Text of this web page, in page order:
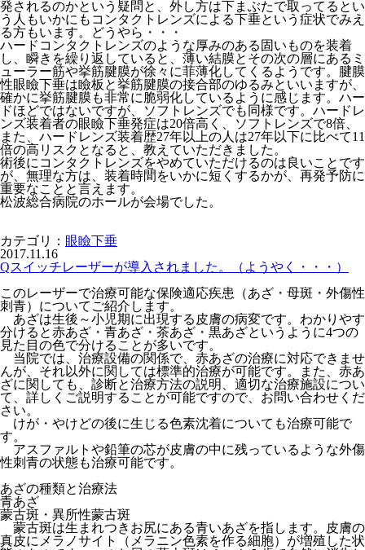
発されるのかという疑問と、外し方は下まぶたで取ってるとい
う人もいかにもコンタクトレンズによる下垂という症状でみえ
る方もいます。どうやら・・・
ハードコンタクトレンズのような厚みのある固いものを装着
し、瞬きを繰り返していると、薄い結膜とその次の層にあるミ
ューラー筋や挙筋腱膜が徐々に菲薄化してくるようです。腱膜
性眼瞼下垂は瞼板と挙筋腱膜の接合部のゆるみといいますが、
確かに挙筋腱膜も非常に脆弱化しているように感じます。ハー
ドほどではないですが、ソフトレンズでも同様です。ハードレ
ンズ装着者の眼瞼下垂発症は20倍高く、ソフトレンズで8倍、
また、ハードレンズ装着歴27年以上の人は27年以下に比べて11
倍の高リスクとなると、教えていただきました。
術後にコンタクトレンズをやめていただけるのは良いことです
が、無理な方は、装着時間をいかに短くするかが、再発予防に
重要なことと言えます。
松波総合病院のホールが会場でした。
カテゴリ： 眼瞼下垂
2017.11.16
Qスイッチレーザーが導入されました。（ようやく・・・）
このレーザーで治療可能な保険適応疾患（あざ・母斑・外傷性
刺青）についてご紹介します。
あざは生後～小児期に出現する皮膚の病変です。わかりやす
分けると赤あざ・青あざ・茶あざ・黒あざというように4つの
見た目の色で分けることが多いです。
当院では、治療設備の関係で、赤あざの治療に対応できませ
んが、それ以外に関しては標準的治療が可能です。また、赤あ
ざに関しても、診断と治療方法の説明、適切な治療施設につい
て、詳しくご説明することが可能ですので、お問い合わせくだ
さい。
けが・やけどの後に生じる色素沈着についても治療可能で
す。
アスファルトや鉛筆の芯が皮膚の中に残っているような外傷
性刺青の状態も治療可能です。
あざの種類と治療法
青あざ
蒙古斑・異所性蒙古斑
蒙古斑は生まれつきお尻にある青いあざを指します。皮膚の
真皮にメラノサイト（メラニン色素を作る細胞）が増殖した状